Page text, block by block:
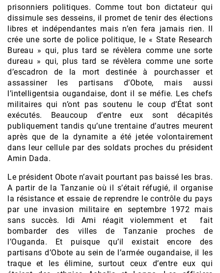
prisonniers politiques. Comme tout bon dictateur qui
dissimule ses desseins, il promet de tenir des élections
libres et indépendantes mais n’en fera jamais rien. Il
crée une sorte de police politique, le « State Research
Bureau » qui, plus tard se révèlera comme une sorte
dureau » qui, plus tard se révèlera comme une sorte
d’escadron de la mort destinée à pourchasser et
assassiner les partisans d’Obote, mais aussi
l’intelligentsia ougandaise, dont il se méfie. Les chefs
militaires qui n’ont pas soutenu le coup d’État sont
exécutés. Beaucoup d’entre eux sont décapités
publiquement tandis qu’une trentaine d’autres meurent
après que de la dynamite a été jetée volontairement
dans leur cellule par des soldats proches du président
Amin Dada.
Le président Obote n’avait pourtant pas baissé les bras.
A partir de la Tanzanie où il s’était réfugié, il organise
la résistance et essaie de reprendre le contrôle du pays
par une invasion militaire en septembre 1972 mais
sans succès. Idi Ami réagit violemment et fait
bombarder des villes de Tanzanie proches de
l’Ouganda. Et puisque qu’il existait encore des
partisans d’Obote au sein de l’armée ougandaise, il les
traque et les élimine, surtout ceux d’entre eux qui